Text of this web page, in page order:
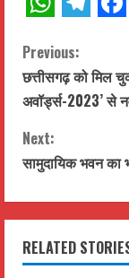
C
o
n
t
i
n
Previous:
छत्तीसगढ़ को मिल
अवॉर्ड्स-2023’ से
Next:
सामुदायिक भवन
RELATED